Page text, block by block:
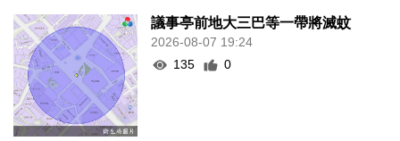
議事亭前地大三巴等一帶將滅蚊
2026-08-07 19:24
135
0